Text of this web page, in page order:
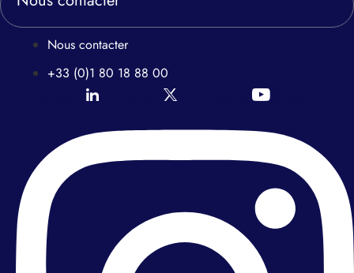
Nous contacter
+33 (0)1 80 18 88 00